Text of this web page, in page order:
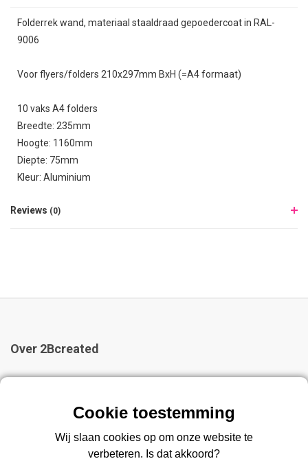
Folderrek wand, materiaal staaldraad gepoedercoat in RAL-
9006
Voor flyers/folders 210x297mm BxH (=A4 formaat)
10 vaks A4 folders
Breedte: 235mm
Hoogte: 1160mm
Diepte: 75mm
Kleur: Aluminium
Reviews (0)
Over 2Bcreated
presentatiesystemen. Bij ons vindt u een groot assortiment kliklijsten,
postersystemen voor professionele toepassingen.
Wij slaan cookies op om onze website te
verbeteren. Is dat akkoord?